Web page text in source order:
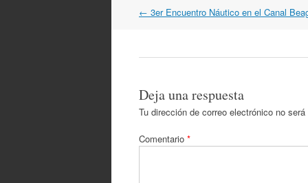
Navegación
← 3er Encuentro Náutico en el Canal
Deja una respuesta
Tu dirección de correo electrónico no
Comentario *